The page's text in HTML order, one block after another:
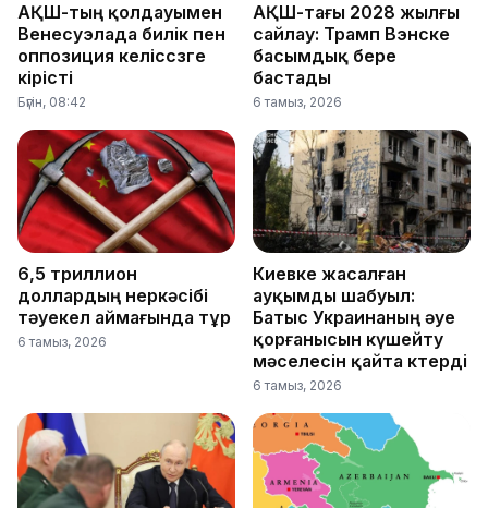
АҚШ-тың қолдауымен
Венесуэлада билік пен
оппозиция келіссөзге
кірісті
Бүгін, 08:42
АҚШ-тағы 2028 жылғы
сайлау: Трамп Вэнске
басымдық бере
бастады
6 тамыз, 2026
6,5 триллион
доллардың өнеркәсібі
тәуекел аймағында тұр
6 тамыз, 2026
Киевке жасалған
ауқымды шабуыл:
Батыс Украинаның әуе
қорғанысын күшейту
мәселесін қайта көтерді
6 тамыз, 2026